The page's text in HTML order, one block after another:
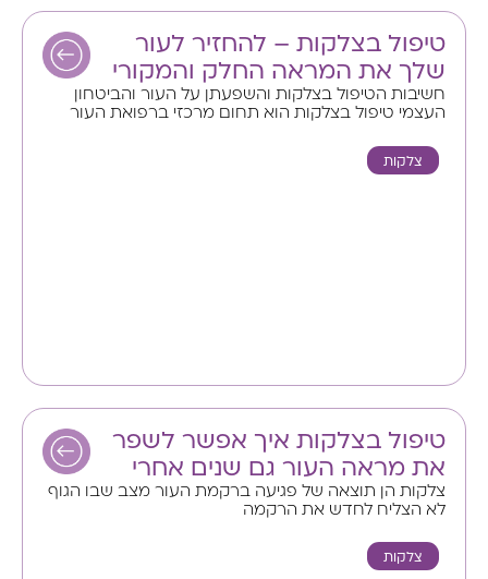
טיפול בצלקות – להחזיר לעור
שלך את המראה החלק והמקורי
חשיבות הטיפול בצלקות והשפעתן על העור והביטחון
העצמי טיפול בצלקות הוא תחום מרכזי ברפואת העור
צלקות
טיפול בצלקות איך אפשר לשפר
את מראה העור גם שנים אחרי
צלקות הן תוצאה של פגיעה ברקמת העור מצב שבו הגוף
לא הצליח לחדש את הרקמה
צלקות